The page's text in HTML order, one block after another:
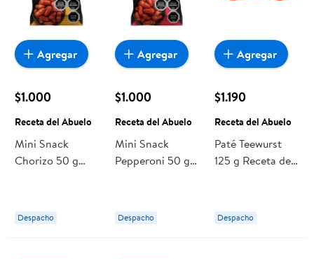
$1.000
Receta del Abuelo
Mini Snack
Chorizo 50 g
Despacho
Agregar
$1.000
Receta del Abuelo
Mini Snack
Pepperoni 50 g
Despacho
Agregar
$1.190
Receta del Abuelo
Paté Teewurst
125 g Receta del
Despacho
Agregar